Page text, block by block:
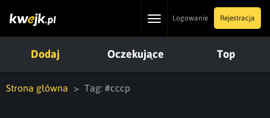
ToggleLogowanie Rejestracja
Dodaj Oczekujące Top
Strona główna Tag: #cccp